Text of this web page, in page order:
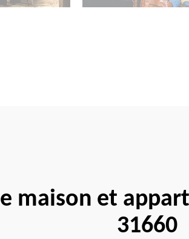
maison et
31660